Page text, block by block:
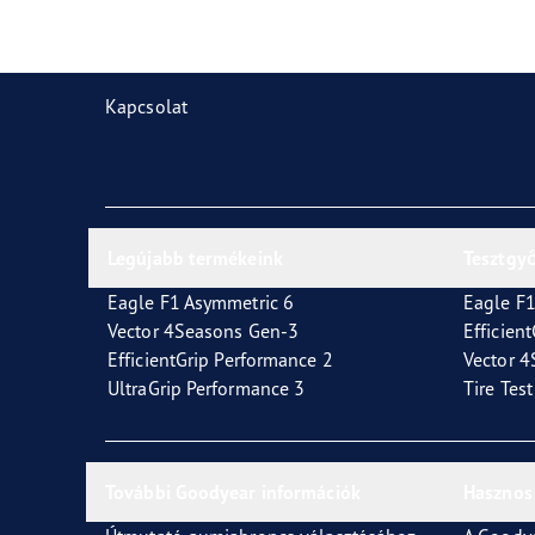
Kapcsolat
Eagle F1 Asymmetric 6
Vector 4Seasons Gen-3
EfficientGrip Performance 2
UltraGrip Performance 3
Eagle
Vector
Tire